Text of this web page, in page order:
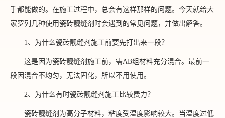
手都能做的。在施工过程中，总会有这样那样的问题。今天就给大
家罗列几种使用瓷砖靓缝剂时会遇到的常见问题，并做出解答。
1、为什么瓷砖靓缝剂施工前要先打出来一段？
这是因为瓷砖靓缝剂施工前，需AB组材料充分混合。最前一
段因混合不均匀，无法固化，所以不用使用。
2、为什么有时瓷砖靓缝剂施工比较费力？
瓷砖靓缝剂为高分子材料，粘度受温度影响较大。当温度过低